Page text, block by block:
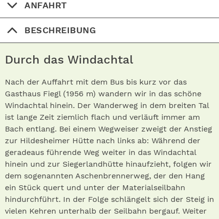
ANFAHRT
BESCHREIBUNG
Durch das Windachtal
Nach der Auffahrt mit dem Bus bis kurz vor das
Gasthaus Fiegl (1956 m) wandern wir in das schöne
Windachtal hi­nein. Der Wanderweg in dem breiten Tal
ist lange Zeit ziemlich flach und verläuft immer am
Bach entlang. Bei einem Wegweiser zweigt der Anstieg
zur Hildesheimer Hütte nach links ab: Während der
geradeaus führende Weg weiter in das Windachtal
hinein und zur Siegerlandhütte hi­naufzieht, folgen wir
dem sogenannten Aschenbrennerweg, der den Hang
ein Stück quert und unter der Materialseilbahn
hindurchführt. In der Folge schlängelt sich der Steig in
vielen Kehren unterhalb der Seilbahn bergauf. Weiter